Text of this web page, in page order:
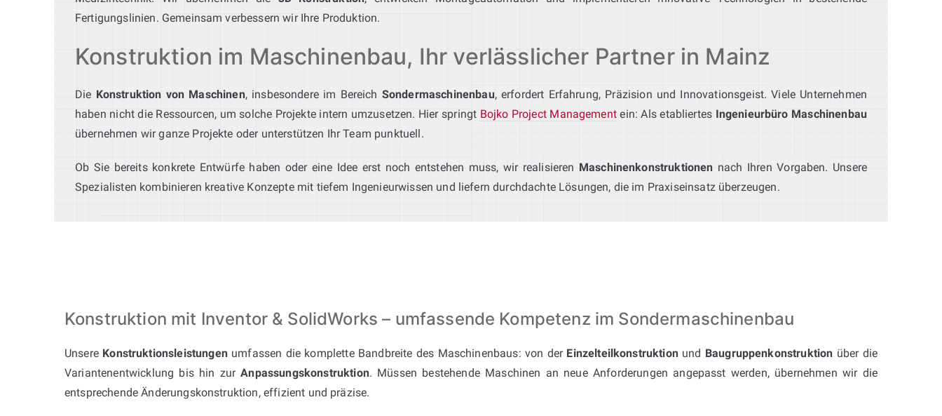
Fertigungslinien. Gemeinsam verbessern wir Ihre Produktion.
Konstruktion im Maschinenbau, Ihr verlässlicher Partner in Mainz
Die Konstruktion von Maschinen, insbesondere im Bereich Sondermaschinenbau, erfordert Erfahrung, Präzision und Innovationsgeist. Viele Unternehmen
haben nicht die Ressourcen, um solche Projekte intern umzusetzen. Hier springt Bojko Project Managementein: Als etabliertes Ingenieurbüro Maschinenbau
übernehmen wir ganze Projekte oder unterstützen Ihr Team punktuell.
Ob Sie bereits konkrete Entwürfe haben oder eine Idee erst noch entstehen muss, wir realisieren Maschinenkonstruktionen nach Ihren Vorgaben. Unsere
Spezialisten kombinieren kreative Konzepte mit tiefem Ingenieurwissen und liefern durchdachte Lösungen, die im Praxiseinsatz überzeugen.
Konstruktion mit Inventor & SolidWorks – umfassende Kompetenz im Sondermaschinenbau
Unsere Konstruktionsleistungenumfassen die komplette Bandbreite des Maschinenbaus: von der Einzelteilkonstruktionund Baugruppenkonstruktion über die
Variantenentwicklung bis hin zurAnpassungskonstruktion. Müssen bestehende Maschinen an neue Anforderungen angepasst werden, übernehmen wir die
entsprechende Änderungskonstruktion, effizient und präzise.